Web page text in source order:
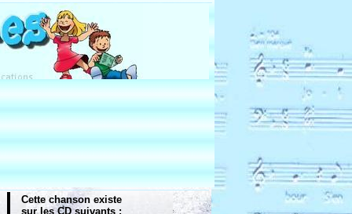
Cette chanson existe
sur les CD suivants :